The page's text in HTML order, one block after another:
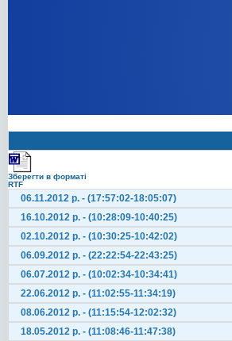
Зберегти в форматі
RTF
06.11.2012 р. - (17:57:02-18:05:07)
16.10.2012 р. - (10:28:09-10:40:25)
02.10.2012 р. - (10:30:25-10:42:02)
06.09.2012 р. - (22:22:54-22:43:25)
06.07.2012 р. - (10:02:34-10:34:41)
22.06.2012 р. - (11:02:55-11:34:19)
08.06.2012 р. - (11:15:54-12:02:32)
18.05.2012 р. - (11:08:46-11:47:38)